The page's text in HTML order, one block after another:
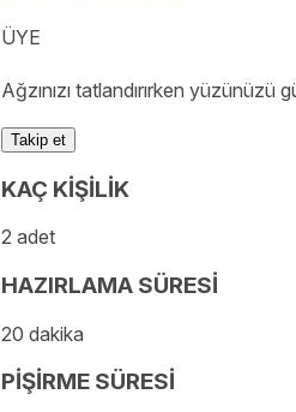
ÜYE
Ağzınızı tatlandırırken yüzünüzü
Takip et
KAÇ KİŞİLİK
2 adet
HAZIRLAMA SÜRESİ
20 dakika
PİŞİRME SÜRESİ